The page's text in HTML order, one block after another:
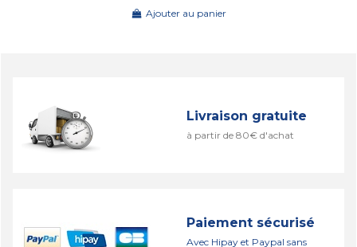
Ajouter au panier
Livraison gratuite
à partir de 80€ d'achat
Paiement sécurisé
Avec Hipay et Paypal sans